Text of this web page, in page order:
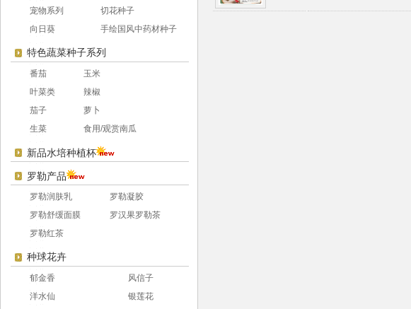
宠物系列
切花种子
向日葵
手绘国风中药材种子
特色蔬菜种子系列
番茄
玉米
叶菜类
辣椒
茄子
萝卜
生菜
食用/观赏南瓜
新品水培种植杯
罗勒产品
罗勒润肤乳
罗勒凝胶
罗勒舒缓面膜
罗汉果罗勒茶
罗勒红茶
种球花卉
郁金香
风信子
洋水仙
银莲花